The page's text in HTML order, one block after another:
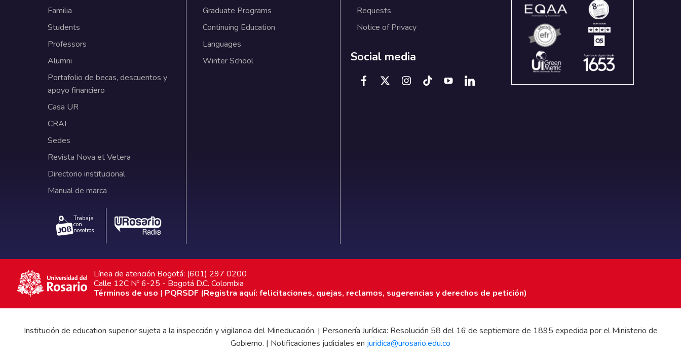
Familia
Students
Professors
Alumni
Portafolio de becas, descuentos y
apoyo financiero
Casa UR
CRAI
Sedes
Revista Nova et Vetera
Directorio institucional
Manual de marca
Trabaja
con
nosotros.
Graduate Programs
Continuing Education
Languages
Winter School
Requests
Notice of Privacy
Social media
Línea de atención Bogotá: (601) 297 0200
Calle 12C Nº 6-25 - Bogotá D.C. Colombia
Términos de uso | PQRSDF (Registra aquí: felicitaciones, quejas, reclamos, sugerencias y derechos de petición)
Institución de education superior sujeta a la inspección y vigilancia del Mineducación. | Personería Jurídica: Resolución 58 del 16 de septiembre de 1895 expedida por el Ministerio de
Gobierno. | Notificaciones judiciales en juridica@urosario.edu.co